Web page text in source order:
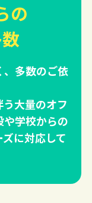
の
、多数のご依
大量のオフ
学校からの
に対応して